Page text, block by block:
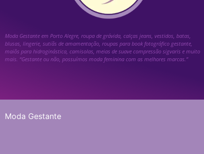
Moda Gestante em Porto Alegre, roupa de grávida, calças jeans, vestidos, batas,
blusas, lingerie, sutiãs de amamentação, roupas para book fotográfico gestante,
maiôs para hidroginástica, camisolas, meias de suave compressão sigvaris e muito
mais. “Gestante ou não, possuímos moda feminina com as melhores marcas.”
Moda Gestante